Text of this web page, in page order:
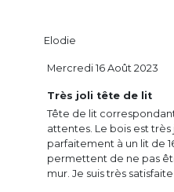
Elodie
Très joli tête de lit
Tête de lit
attentes. Le bois est
parfaitement à un lit de
permettent de ne pas
mur. Je suis très
Mercredi 16 Août 2023